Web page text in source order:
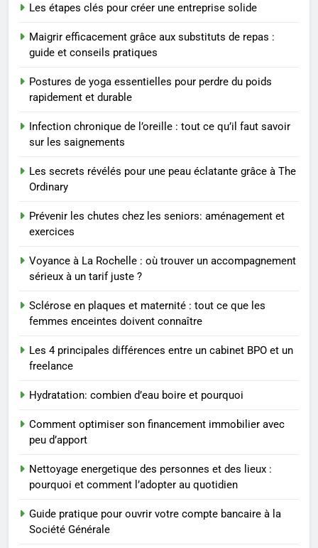
Voyance à La Rochelle : où
sérieux à un tarif juste ?
BIEN ÊTRE
1
Les tendances mode qui
reviennent chaque année
MODE
2
entreprise solide
3
substituts de repas : guide et
conseils pratiques
BIEN ÊTRE
4
pour perdre du poids
rapidement et durable
BIEN ÊTRE
Infection chronique de l’oreille :
saignements
SANTÉ
Les étapes clés pour créer une entreprise solide
Maigrir efficacement grâce aux substituts de repas :
guide et conseils pratiques
Postures de yoga essentielles pour perdre du poids
rapidement et durable
Infection chronique de l’oreille : tout ce qu’il faut savoir
sur les saignements
Les secrets révélés pour une peau éclatante grâce à The
Ordinary
Prévenir les chutes chez les seniors: aménagement et
exercices
Voyance à La Rochelle : où trouver un accompagnement
sérieux à un tarif juste ?
Sclérose en plaques et maternité : tout ce que les
femmes enceintes doivent connaître
Les 4 principales différences entre un cabinet BPO et un
freelance
Hydratation: combien d’eau boire et pourquoi
Comment optimiser son financement immobilier avec
peu d’apport
Nettoyage energetique des personnes et des lieux :
pourquoi et comment l’adopter au quotidien
Guide pratique pour ouvrir votre compte bancaire à la
Société Générale